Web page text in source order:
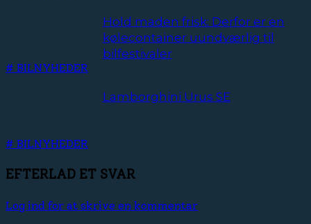
# BILNYHEDER
Hold maden frisk: Derfor er en
kølecontainer uundværlig til
bilfestivaler
# BILNYHEDER
Lamborghini Urus SE
EFTERLAD ET SVAR
Log ind for at skrive en kommentar